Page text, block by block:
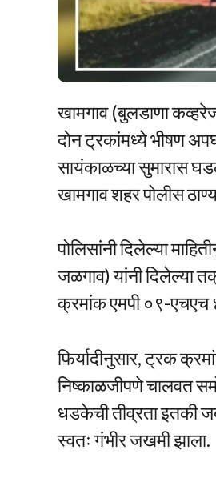
खामगाव (बुलडाणा
दोन ट्रकांमध्ये भीषण
सायंकाळच्या सुमारास
खामगाव शहर पोलीस
पोलिसांनी दिलेल्या
जळगाव) यांनी दिलेल्या
क्रमांक एमपी ०९-एचएच
फिर्यादीनुसार, ट्रक
निष्काळजीपणे चालवत
धडकेची तीव्रता इतकी
स्वतः गंभीर जखमी झाला.